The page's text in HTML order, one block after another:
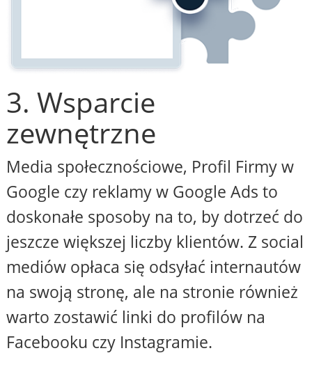
3. Wsparcie
zewnętrzne
Media społecznościowe, Profil Firmy w
Google czy reklamy w Google Ads to
doskonałe sposoby na to, by dotrzeć do
jeszcze większej liczby klientów. Z social
mediów opłaca się odsyłać internautów
na swoją stronę, ale na stronie również
warto zostawić linki do profilów na
Facebooku czy Instagramie.